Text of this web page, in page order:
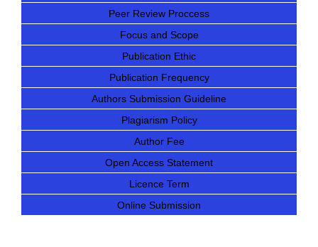
Peer Review Proccess
Focus and Scope
Publication Ethic
Publication Frequency
Authors Submission Guideline
Plagiarism Policy
Author Fee
Open Access Statement
Licence Term
Online Submission